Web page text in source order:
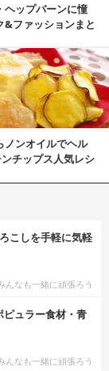
ヘップバーンに憧
&ファッションまと
ノンオイルでヘル
チップス人気レシ
こしを手軽に気軽
んなも一緒に頑張ろう
ピュラー食材・青
んなも一緒に頑張ろう